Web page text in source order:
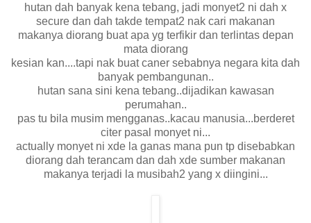
hutan dah banyak kena tebang, jadi monyet2 ni dah x
secure dan dah takde tempat2 nak cari makanan
makanya diorang buat apa yg terfikir dan terlintas depan
mata diorang
kesian kan....tapi nak buat caner sebabnya negara kita dah
banyak pembangunan..
hutan sana sini kena tebang..dijadikan kawasan
perumahan..
pas tu bila musim mengganas..kacau manusia...berderet
citer pasal monyet ni...
actually monyet ni xde la ganas mana pun tp disebabkan
diorang dah terancam dan dah xde sumber makanan
makanya terjadi la musibah2 yang x diingini...